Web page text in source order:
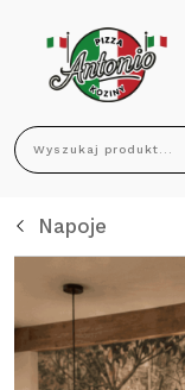
Wyszukaj produkt...
Napoje